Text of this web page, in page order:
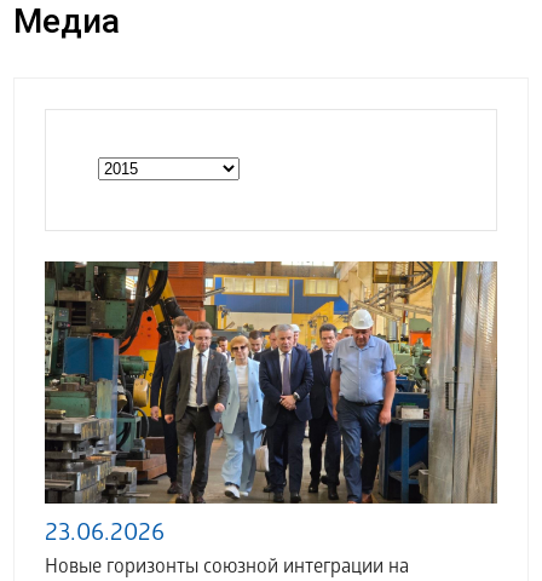
Медиа
23.06.2026
Новые горизонты союзной интеграции на